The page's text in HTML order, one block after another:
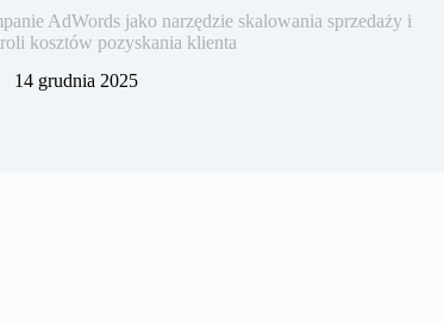
AdWords jako narzędzie skalowania sprzedaży i
kosztów pozyskania klienta
14 grudnia 2025